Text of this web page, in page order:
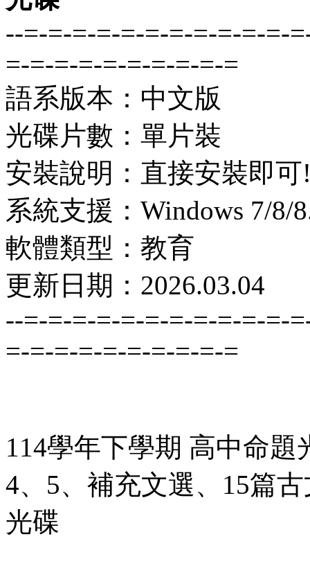
--=-=-=-=-=-=-=-=-=-=-=-
=-=-=-=-=-=-=-=-=-=
語系版本：中文版
光碟片數：單片裝
安裝說明：直接安裝即可
系統支援：Windows 7/8/
軟體類型：教育
更新日期：2026.03.04
--=-=-=-=-=-=-=-=-=-=-=-
=-=-=-=-=-=-=-=-=-=
114學年下學期 高中命
4、5、補充文選、15篇
光碟